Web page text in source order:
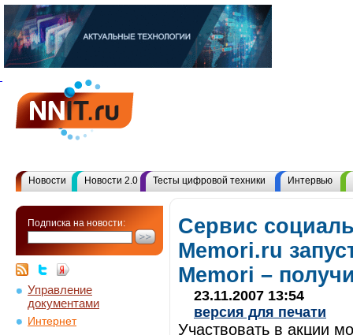
Новости Новости 2.0 Тесты цифровой техники Интервью
Подписка на новости:
Управление
документами
Интернет
Сервис
Memori.ru
Memori –
23.11.2007 13:54
версия для печати
Участвовать в акции